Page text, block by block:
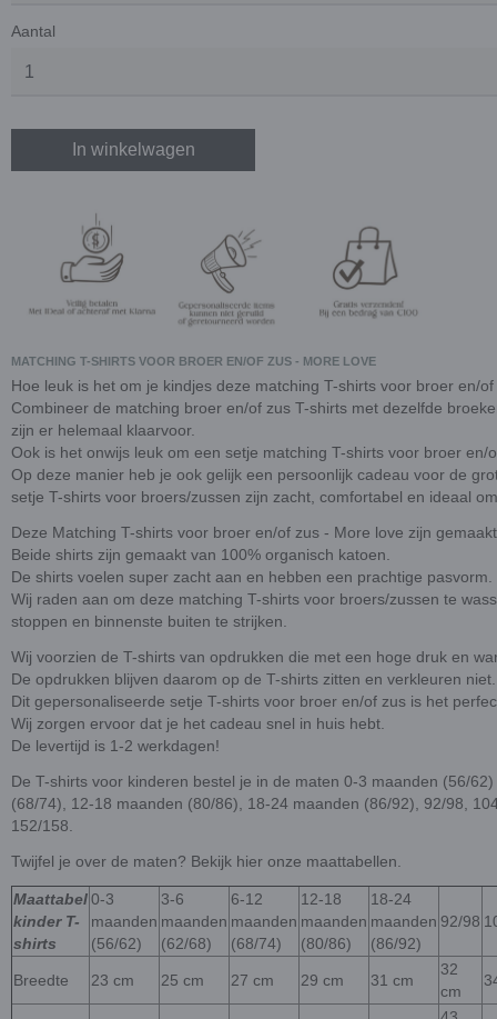
Aantal
In winkelwagen
MATCHING T-SHIRTS VOOR BROER EN/OF ZUS - MORE LOVE
Hoe leuk is het om je kindjes deze matching T-shirts voor broer en/
Combineer de matching broer en/of zus T-shirts met dezelfde
zijn er helemaal klaarvoor.
Ook is het onwijs leuk om een setje matching T-shirts voor broer
Op deze manier heb je ook gelijk een persoonlijk cadeau voor de
setje T-shirts voor broers/zussen zijn zacht, comfortabel en ideaal
Deze Matching T-shirts voor broer en/of zus - More love zijn
Beide shirts zijn gemaakt van 100% organisch katoen.
De shirts voelen super zacht aan en hebben een prachtige pasvorm.
Wij raden aan om deze matching T-shirts voor broers/zussen te
stoppen en binnenste buiten te strijken.
Wij voorzien de T-shirts van opdrukken die met een hoge druk en
De opdrukken blijven daarom op de T-shirts zitten en verkleuren niet.
Dit gepersonaliseerde setje T-shirts voor broer en/of zus is het
Wij zorgen ervoor dat je het cadeau snel in huis hebt.
De levertijd is 1-2 werkdagen!
De T-shirts voor kinderen bestel je in de maten 0-3 maanden (56/
(68/74), 12-18 maanden (80/86), 18-24 maanden (86/92), 92/98,
152/158.
Twijfel je over de maten? Bekijk hier onze maattabellen.
Maattabel
kinder T-
shirts
0-3
maanden
(56/62)
3-6
maanden
(62/68)
6-12
maanden
(68/74)
12-18
maanden
(80/86)
18-24
maanden
(86/92)
92/98
Breedte 23 cm 25 cm 27 cm 29 cm 31 cm
32
cm